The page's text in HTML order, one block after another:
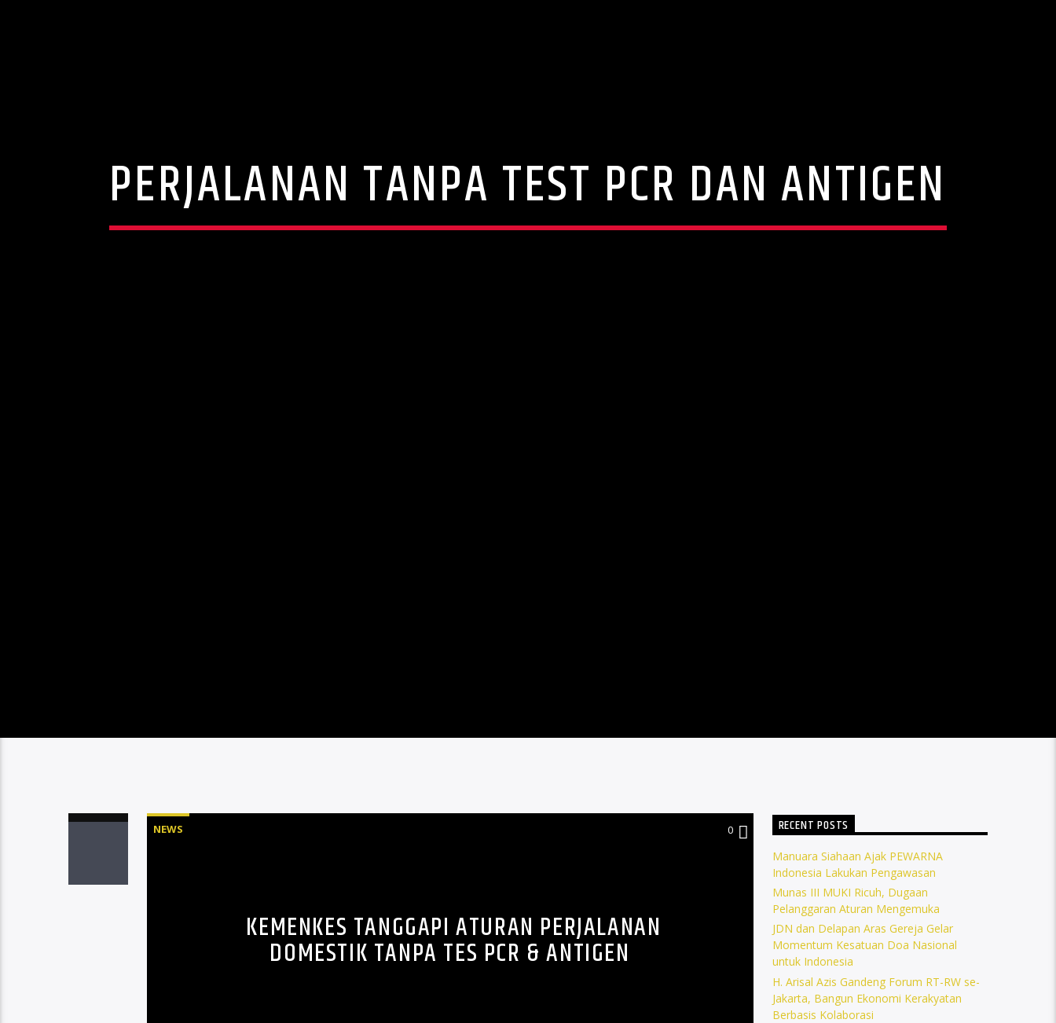
PERJALANAN TANPA TEST PCR DAN ANTIGEN
NEWS 0
KEMENKES TANGGAPI ATURAN PERJALANAN
DOMESTIK TANPA TES PCR & ANTIGEN
RECENT POSTS
Manuara Siahaan Ajak PEWARNA
Indonesia Lakukan Pengawasan
Munas III MUKI Ricuh, Dugaan
Pelanggaran Aturan Mengemuka
JDN dan Delapan Aras Gereja Gelar
Momentum Kesatuan Doa Nasional
untuk Indonesia
H. Arisal Azis Gandeng Forum RT-RW se-
Jakarta, Bangun Ekonomi Kerakyatan
Berbasis Kolaborasi